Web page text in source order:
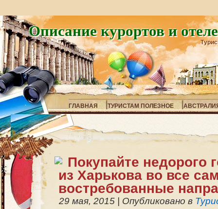
Описание курортов и
ГЛАВНАЯ ТУРИСТАМ ПОЛЕЗНОЕ
Покупайте недорого
из Харькова во все
востребованные
29 мая, 2015 Опубликовано в